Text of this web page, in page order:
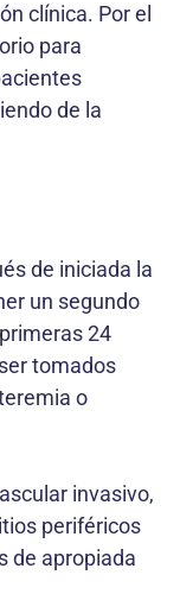
clínica. Por el
para
de la
de iniciada la
un segundo
24
tomados
o
invasivo,
periféricos
de apropiada